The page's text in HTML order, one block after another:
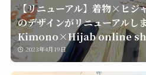
【リニューアル】着物×ヒジ
のデザインがリニューアル
Kimono×Hijab online
2023年4月19日